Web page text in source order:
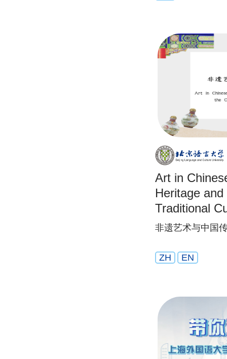
Art in
Heritage
Traditional
非遗艺术与中国
ZH EN